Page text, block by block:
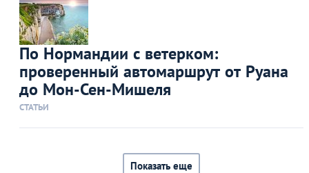
По Нормандии с ветерком:
проверенный автомаршрут от Руана
до Мон-Сен-Мишеля
СТАТЬИ
Показать еще